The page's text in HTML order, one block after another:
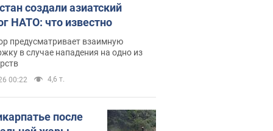
создали азиатский
НАТО: что известно
предусматривает взаимную
в случае нападения на одно из
00:22 4,6 т.
после